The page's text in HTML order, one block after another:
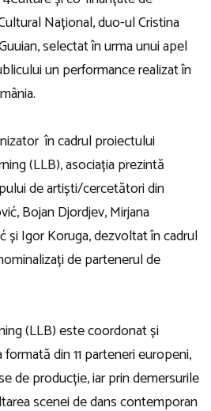
Național, duo-ul Cristina
selectat în urma unui apel
un performance realizat în
în cadrul proiectului
(LLB), asociația prezintă
de artiști/cercetători din
Bojan Djordjev, Mirjana
și Igor Koruga, dezvoltat în cadrul
de partenerul de
(LLB) este coordonat și
din 11 parteneri europeni,
de producție, iar prin demersurile
scenei de dans contemporan